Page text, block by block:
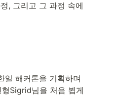
, 그리고 그 과정 속에
일 해커톤을 기획하며
Sigrid님을 처음 뵙게